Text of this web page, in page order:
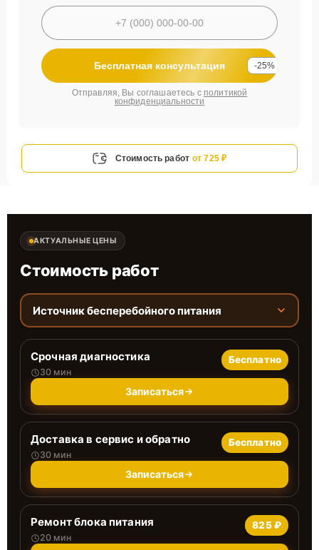
Бесплатная консультация -25%
Отправляя, Вы соглашаетесь с политикой
конфиденциальности
Стоимость работ от 725 ₽
АКТУАЛЬНЫЕ ЦЕНЫ
Стоимость работ
Источник бесперебойного питания
Срочная диагностика
30 мин
Бесплатно
Записаться
Доставка в сервис и обратно
30 мин
Бесплатно
Записаться
Ремонт блока питания
20 мин
825 ₽